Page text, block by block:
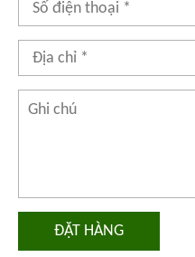
ĐẶT HÀNG